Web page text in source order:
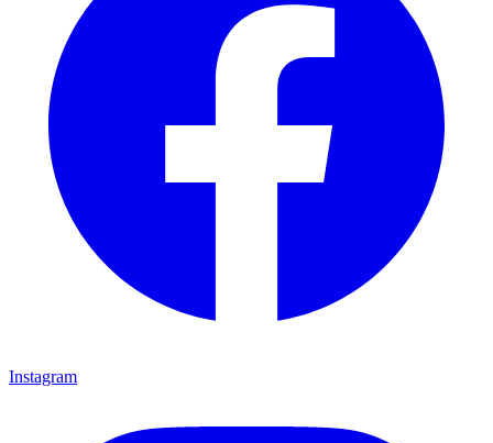
Instagram